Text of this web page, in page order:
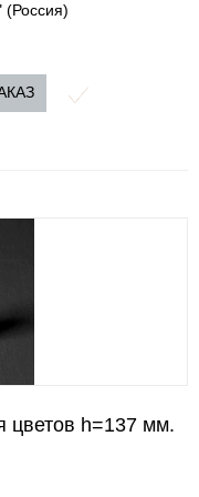
(Россия)
h=137 мм.